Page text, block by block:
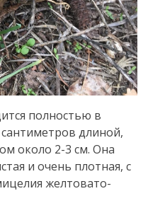
полностью в
длиной,
около 2-3 см. Она
и очень плотная, с
желтовато-